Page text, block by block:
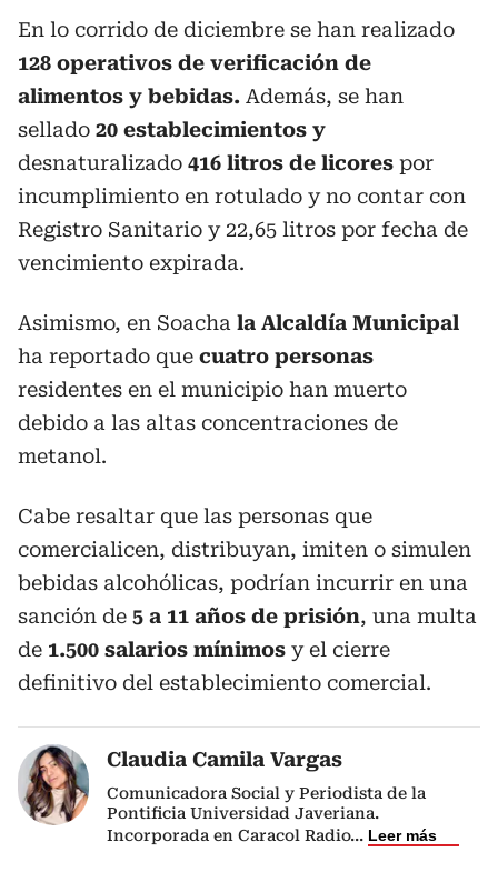
En lo corrido de diciembre se han realizado
128 operativos de verificación de
alimentos y bebidas. Además, se han
sellado 20 establecimientos y
desnaturalizado 416 litros de licores por
incumplimiento en rotulado y no contar con
Registro Sanitario y 22,65 litros por fecha de
vencimiento expirada.
Asimismo, en Soacha la Alcaldía Municipal
ha reportado que cuatro personas
residentes en el municipio han muerto
debido a las altas concentraciones de
metanol.
Cabe resaltar que las personas que
comercialicen, distribuyan, imiten o simulen
bebidas alcohólicas, podrían incurrir en una
sanción de 5 a 11 años de prisión, una multa
de 1.500 salarios mínimos y el cierre
definitivo del establecimiento comercial.
Claudia Camila Vargas
Comunicadora Social y Periodista de la
Pontificia Universidad Javeriana.
Incorporada en Caracol Radio... Leer más